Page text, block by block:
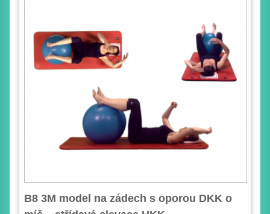
B8 3M model na zádech s oporou DKK o